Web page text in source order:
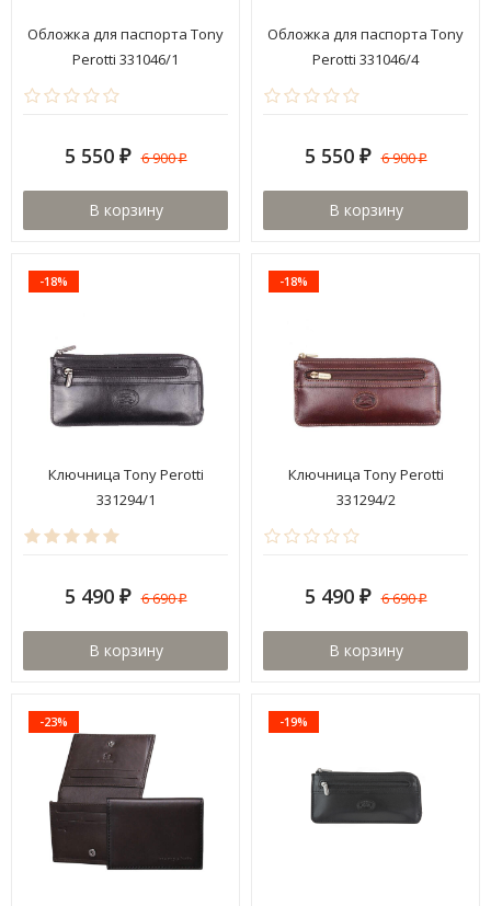
Обложка для паспорта Tony
Perotti 331046/1
5 550 ₽ 6 900₽
В корзину
Обложка для паспорта Tony
Perotti 331046/4
5 550 ₽ 6 900₽
В корзину
-18%
Ключница Tony Perotti
331294/1
5 490 ₽ 6 690₽
В корзину
-18%
Ключница Tony Perotti
331294/2
5 490 ₽ 6 690₽
В корзину
-23% -19%